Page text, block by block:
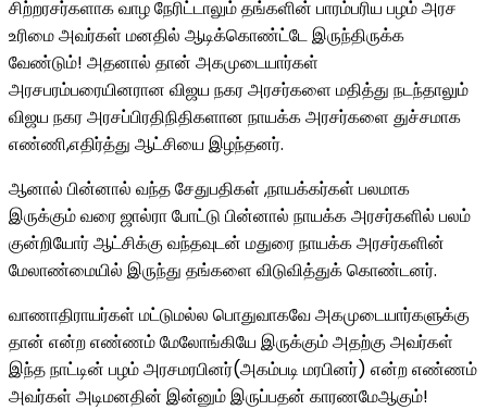
சிற்றரசர்களாக வாழ நேரிட்டாலும் தங்களின் பாரம்பரிய பழம் அரச
உரிமை அவர்கள் மனதில் ஆடிக்கொண்ட்டே இருந்திருக்க
வேண்டும்! அதனால் தான் அகமுடையார்கள்
அரசபரம்பரையினரான விஜய நகர அரசர்களை மதித்து நடந்தாலும்
விஜய நகர அரசப்பிரதிநிதிகளான நாயக்க அரசர்களை துச்சமாக
எண்ணி,எதிர்த்து ஆட்சியை இழந்தனர்.
ஆனால் பின்னால் வந்த சேதுபதிகள் ,நாயக்கர்கள் பலமாக
இருக்கும் வரை ஜால்ரா போட்டு பின்னால் நாயக்க அரசர்களில் பலம்
குன்றியோர் ஆட்சிக்கு வந்தவுடன் மதுரை நாயக்க அரசர்களின்
மேலாண்மையில் இருந்து தங்களை விடுவித்துக் கொண்டனர்.
வாணாதிராயர்கள் மட்டுமல்ல பொதுவாகவே அகமுடையார்களுக்கு
தான் என்ற எண்ணம் மேலோங்கியே இருக்கும் அதற்கு அவர்கள்
இந்த நாட்டின் பழம் அரசமரபினர்(அகம்படி மரபினர்) என்ற எண்ணம்
அவர்கள் அடிமனதின் இன்னும் இருப்பதன் காரணமேஆகும்!